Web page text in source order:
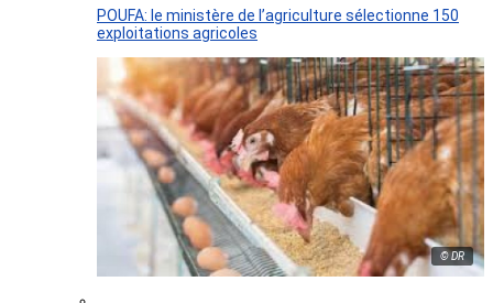
POUFA: le ministère de l’agriculture sélectionne 150
exploitations agricoles
© DR